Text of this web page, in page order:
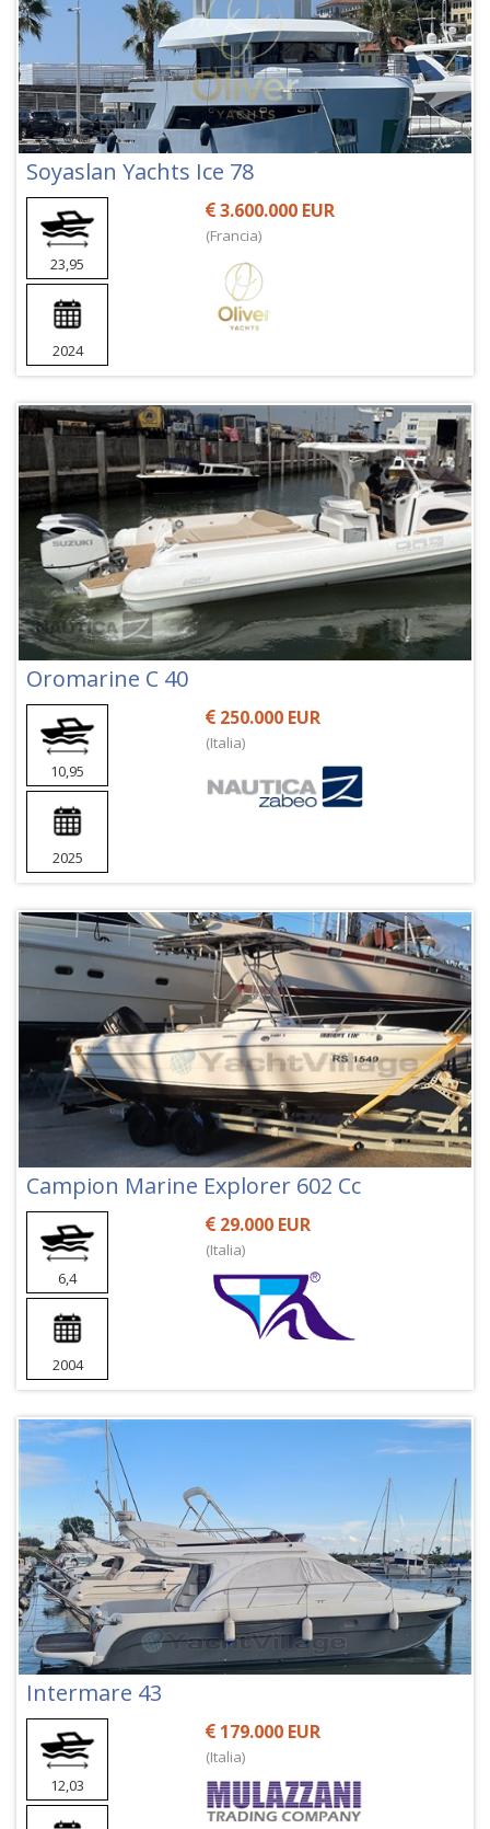
Soyaslan Yachts Ice 78
23,95
2024
3.600.000 EUR
(Francia)
Oromarine C 40
10,95
2025
250.000 EUR
(Italia)
Campion Marine Explorer 602 Cc
6,4
2004
29.000 EUR
(Italia)
Intermare 43
12,03
179.000 EUR
(Italia)